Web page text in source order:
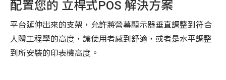
配置您的 立桿式POS 解決方案
平台延伸出來的支架，允許將營幕顯示器垂直調整到符合
人體工程學的高度，讓使用者感到舒適，或者是水平調整
到所安裝的印表機高度。